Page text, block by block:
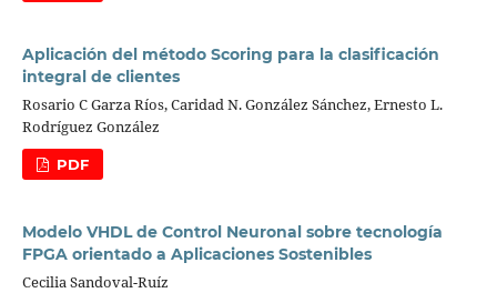
Aplicación del método Scoring para la clasificación
integral de clientes
Rosario C Garza Ríos, Caridad N. González Sánchez, Ernesto L.
Rodríguez González
PDF
Modelo VHDL de Control Neuronal sobre tecnología
FPGA orientado a Aplicaciones Sostenibles
Cecilia Sandoval-Ruíz